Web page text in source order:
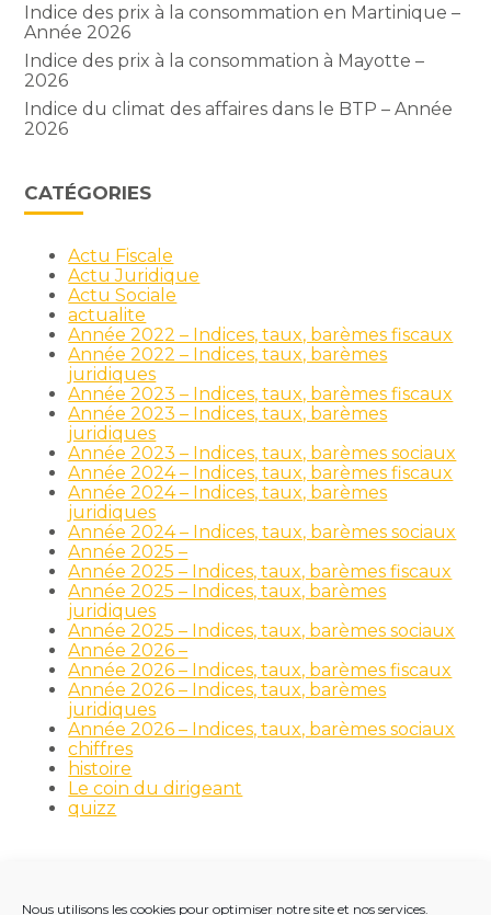
Nous utilisons les cookies pour optimiser notre site et nos services.
Indice des prix à la consommation en Martinique –
Année 2026
Indice des prix à la consommation à Mayotte –
2026
Indice du climat des affaires dans le BTP – Année
2026
CATÉGORIES
Actu Fiscale
Actu Juridique
Actu Sociale
actualite
Année 2022 – Indices, taux, barèmes fiscaux
Année 2022 – Indices, taux, barèmes
juridiques
Année 2023 – Indices, taux, barèmes fiscaux
Année 2023 – Indices, taux, barèmes
juridiques
Année 2023 – Indices, taux, barèmes sociaux
Année 2024 – Indices, taux, barèmes fiscaux
Année 2024 – Indices, taux, barèmes
juridiques
Année 2024 – Indices, taux, barèmes sociaux
Année 2025 –
Année 2025 – Indices, taux, barèmes fiscaux
Année 2025 – Indices, taux, barèmes
juridiques
Année 2025 – Indices, taux, barèmes sociaux
Année 2026 –
Année 2026 – Indices, taux, barèmes fiscaux
Année 2026 – Indices, taux, barèmes
juridiques
Année 2026 – Indices, taux, barèmes sociaux
chiffres
histoire
Le coin du dirigeant
quizz